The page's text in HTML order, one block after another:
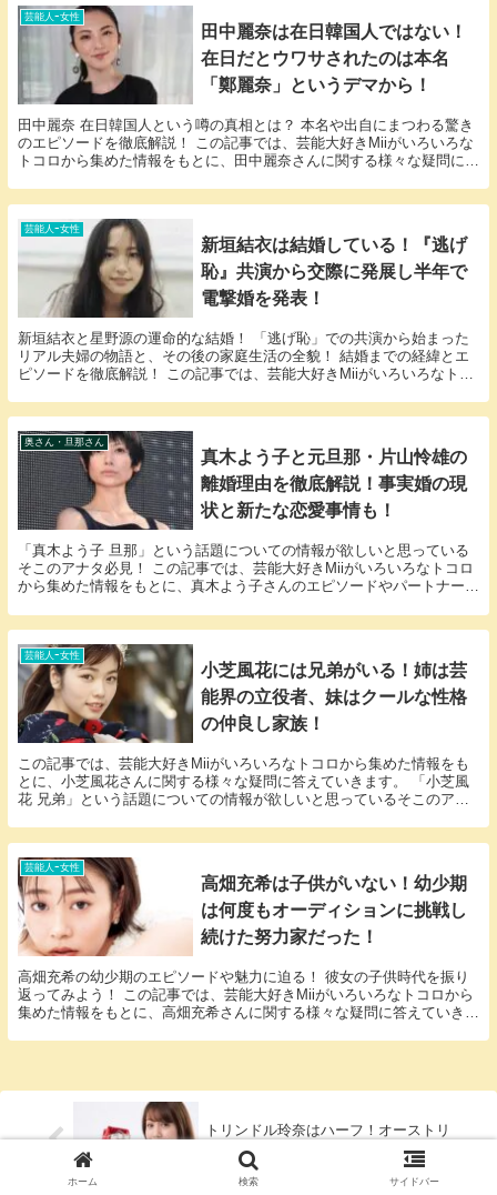
芸能人ｰ女性
田中麗奈は在日韓国人ではない！
在日だとウワサされたのは本名
「鄭麗奈」というデマから！
田中麗奈 在日韓国人という噂の真相とは？ 本名や出自にまつわる驚き
のエピソードを徹底解説！ この記事では、芸能大好きMiiがいろいろな
トコロから集めた情報をもとに、田中麗奈さんに関する様々な疑問に答
芸能人ｰ女性
新垣結衣は結婚している！『逃げ
恥』共演から交際に発展し半年で
電撃婚を発表！
新垣結衣と星野源の運命的な結婚！ 「逃げ恥」での共演から始まった
リアル夫婦の物語と、その後の家庭生活の全貌！ 結婚までの経緯とエ
ピソードを徹底解説！ この記事では、芸能大好きMiiがいろいろなトコ
奥さん・旦那さん
真木よう子と元旦那・片山怜雄の
離婚理由を徹底解説！事実婚の現
状と新たな恋愛事情も！
「真木よう子 旦那」という話題についての情報が欲しいと思っている
そこのアナタ必見！ この記事では、芸能大好きMiiがいろいろなトコロ
から集めた情報をもとに、真木よう子さんのエピソードやパートナーに
芸能人ｰ女性
小芝風花には兄弟がいる！姉は芸
能界の立役者、妹はクールな性格
の仲良し家族！
この記事では、芸能大好きMiiがいろいろなトコロから集めた情報をも
とに、小芝風花さんに関する様々な疑問に答えていきます。 「小芝風
花 兄弟」という話題についての情報が欲しいと思っているそこのアナ
芸能人ｰ女性
高畑充希は子供がいない！幼少期
は何度もオーディションに挑戦し
続けた努力家だった！
高畑充希の幼少期のエピソードや魅力に迫る！ 彼女の子供時代を振り
返ってみよう！ この記事では、芸能大好きMiiがいろいろなトコロから
集めた情報をもとに、高畑充希さんに関する様々な疑問に答えていきま
トリンドル玲奈はハーフ！オーストリ
ア人と日本人のハーフだった！
ホーム 検索 サイドバー